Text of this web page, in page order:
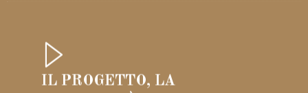
IL PROGETTO, LA